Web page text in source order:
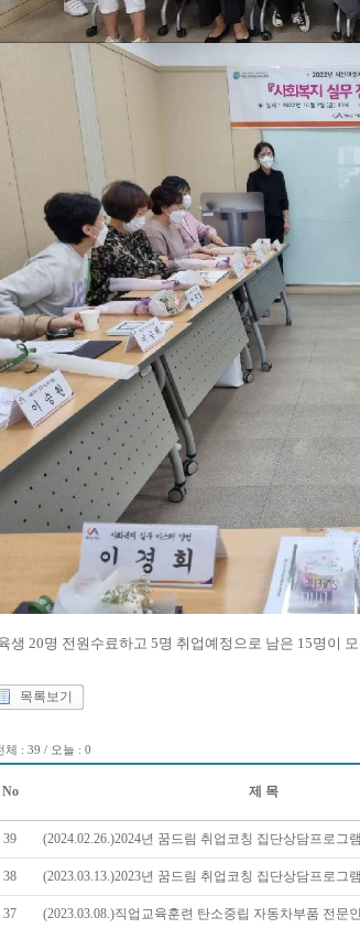
생 20명 전원수료하고 5명 취업예정으로 남은 15명이
목록보기
체 : 39 / 오늘 : 0
No 제 목
39 (2024.02.26.)2024년 꿈드림 취업코칭 집단상담프로그램
38 (2023.03.13.)2023년 꿈드림 취업코칭 집단상담프로그램
37 (2023.03.08.)직업교육훈련 탄소중립 자동차부품 전문인